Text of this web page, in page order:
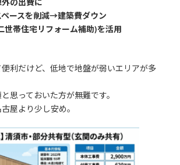
の出費に
ースを削減→建築費ダウン
世帯住宅リフォーム補助)を活用
利だけど、低地で地盤が弱いエリアが多
思っておいた方が無難です。
屋より少し安め。